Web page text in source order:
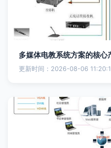
多媒体电教系统方案的核
更新时间：2026-08-06